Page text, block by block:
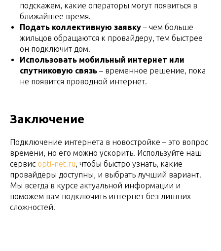
подскажем, какие операторы могут появиться в
ближайшее время.
Подать коллективную заявку – чем больше
жильцов обращаются к провайдеру, тем быстрее
он подключит дом.
Использовать мобильный интернет или
спутниковую связь – временное решение, пока
не появится проводной интернет.
Заключение
Подключение интернета в новостройке – это вопрос
времени, но его можно ускорить. Используйте наш
сервис opti-net.ru , чтобы быстро узнать, какие
провайдеры доступны, и выбрать лучший вариант.
Мы всегда в курсе актуальной информации и
поможем вам подключить интернет без лишних
сложностей!